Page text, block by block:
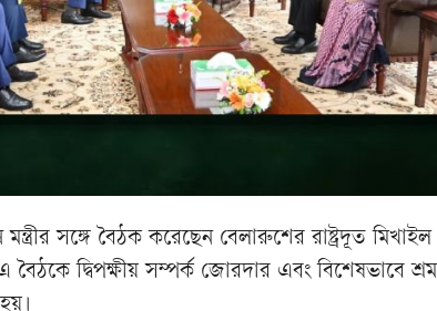
সঙ্গে বৈঠক করেছেন বেলারুশের রাষ্ট্রদূত মিখাইল
বৈঠকে দ্বিপক্ষীয় সম্পর্ক জোরদার এবং বিশেষভাবে শ্রম